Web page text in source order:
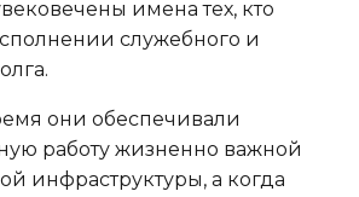
имена тех, кто
служебного и
они обеспечивали
работу жизненно важной
инфраструктуры, а когда